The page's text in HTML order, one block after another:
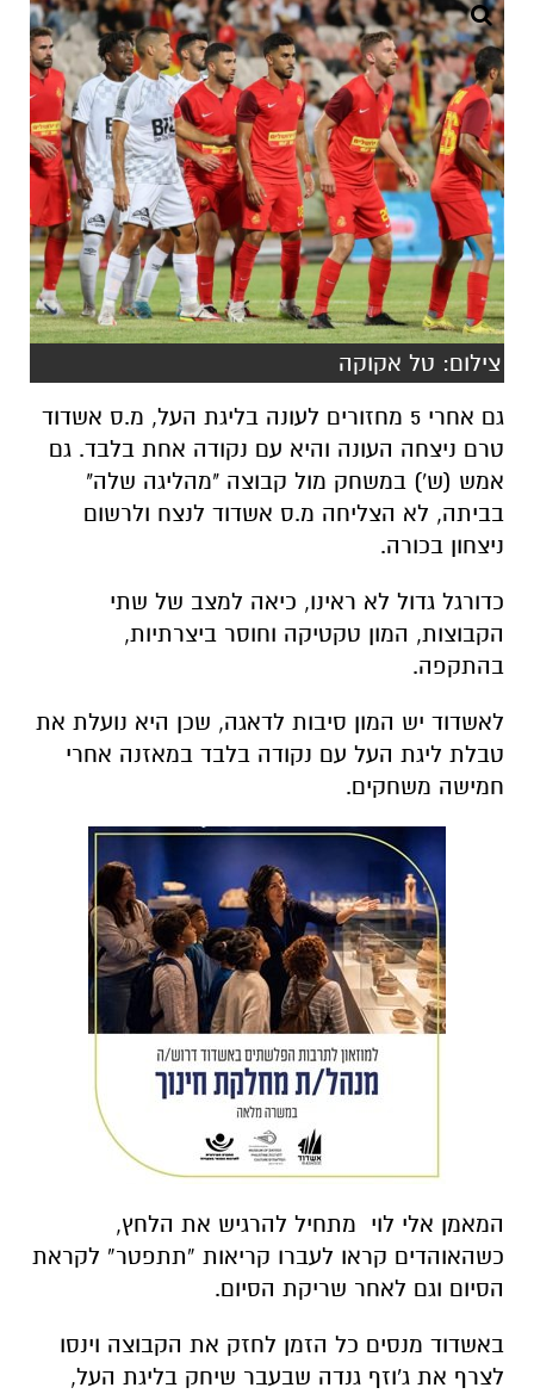
צילום: טל אקוקה
גם אחרי 5 מחזורים לעונה בליגת העל, מ.ס אשדוד
טרם ניצחה העונה והיא עם נקודה אחת בלבד. גם
אמש (ש') במשחק מול קבוצה "מהליגה שלה"
בביתה, לא הצליחה מ.ס אשדוד לנצח ולרשום
ניצחון בכורה.
כדורגל גדול לא ראינו, כיאה למצב של שתי
הקבוצות, המון טקטיקה וחוסר ביצרתיות,
בהתקפה.
לאשדוד יש המון סיבות לדאגה, שכן היא נועלת את
טבלת ליגת העל עם נקודה בלבד במאזנה אחרי
חמישה משחקים.
המאמן אלי לוי מתחיל להרגיש את הלחץ,
כשהאוהדים קראו לעברו קריאות “תתפטר” לקראת
הסיום וגם לאחר שריקת הסיום.
באשדוד מנסים כל הזמן לחזק את הקבוצה וינסו
לצרף את ג'וזף גנדה שבעבר שיחק בליגת העל,